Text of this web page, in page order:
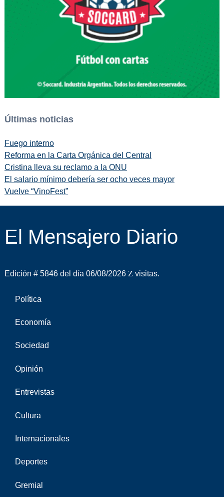
Últimas noticias
Fuego interno
Reforma en la Carta Orgánica del Central
Cristina lleva su reclamo a la ONU
El salario mínimo debería ser ocho veces mayor
Vuelve “VinoFest”
El Mensajero Diario
Edición # 5846 del día 06/08/2026 visitas.
Política
Economía
Sociedad
Opinión
Entrevistas
Cultura
Internacionales
Deportes
Gremial